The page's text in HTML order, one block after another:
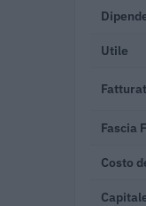
Utile
Fascia
Costo